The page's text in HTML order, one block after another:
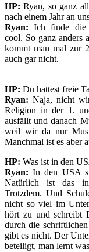
HP: Ryan, so ganz
nach einem Jahr an
Ryan: Ich finde die
cool. So ganz
kommt man mal zur
auch gar nicht.
HP: Du hattest freie
Ryan: Naja, nicht
Religion in der 1.
ausfällt und danach
weil wir da nur
Manchmal ist es aber
HP: Was ist in den
Ryan: In den USA
Natürlich ist das
Trotzdem. Und
nicht so viel im
hört zu und schreibt
durch die
gibt es nicht. Der
beteiligt, man lernt